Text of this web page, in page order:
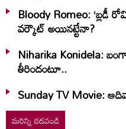
Bloody Romeo:
వర్కౌట్ అయినట్టేనా?
Niharika Konidela:
తీరిందంటూ..
Sunday TV Movie:
మరిన్ని చదవండి